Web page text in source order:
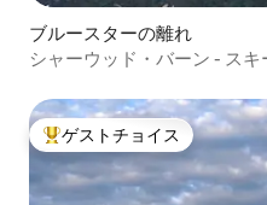
ブルースターの離れ
シャーウッド・バーン - スキ
大好評のゲストチョイスです。
ゲストチョイス